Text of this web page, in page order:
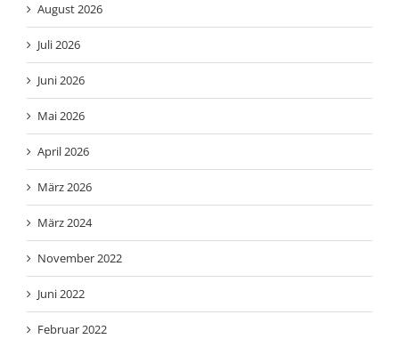
August 2026
Juli 2026
Juni 2026
Mai 2026
April 2026
März 2026
März 2024
November 2022
Juni 2022
Februar 2022